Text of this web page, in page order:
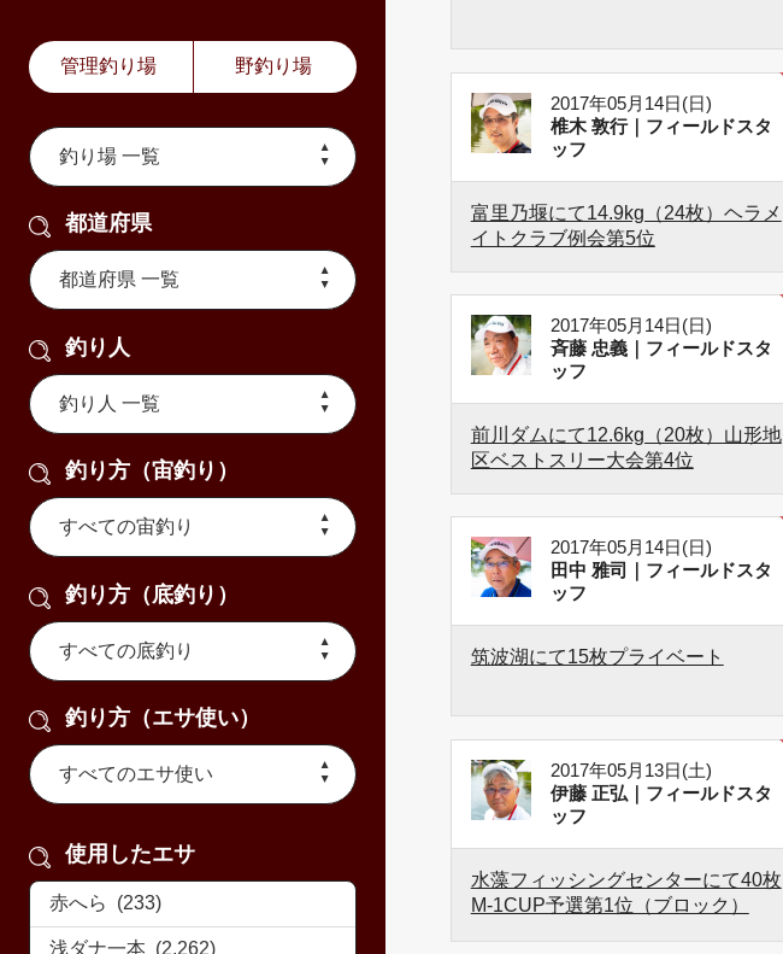
管理釣り場 野釣り場
都道府県
釣り人
釣り方（宙釣り）
釣り方（底釣り）
釣り方（エサ使い）
使用したエサ
2017年05月14日(日)
椎木 敦行｜フィールドスタ
ッフ
富里乃堰にて14.9kg（24枚）ヘラメ
イトクラブ例会第5位
2017年05月14日(日)
斉藤 忠義｜フィールドスタ
ッフ
前川ダムにて12.6kg（20枚）山形地
区ベストスリー大会第4位
2017年05月14日(日)
田中 雅司｜フィールドスタ
ッフ
筑波湖にて15枚プライベート
2017年05月13日(土)
伊藤 正弘｜フィールドスタ
ッフ
水藻フィッシングセンターにて40枚
M-1CUP予選第1位（ブロック）